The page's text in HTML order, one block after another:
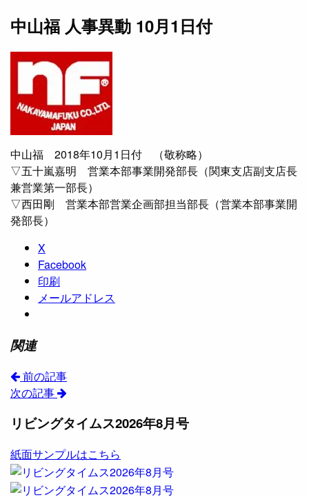
中山福 人事異動 10月1日付
中山福 2018年10月1日付 （敬称略）
▽五十嵐嘉明 営業本部事業開発部長（関東支店副支店長
兼営業第一部長）
▽西田剛 営業本部営業企画部担当部長（営業本部事業開
発部長）
X
Facebook
印刷
メールアドレス
関連
前の記事
次の記事
リビングタイムス2026年8月号
紙面サンプルはこちら